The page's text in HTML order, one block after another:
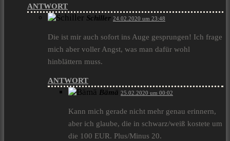
ANTWORT
Schiller 24.02.2020 um 23:48
Die ist mir auch sofort ins Auge gesprungen! Ich frage
mich aber voller Angst, was man dafür wohl
hinblättern muss.
ANTWORT
Bämä 25.02.2020 um 00:02
Kann mich gerade nicht mehr genau erinnern,
aber ich glaube, die in schwarz/weiß kostete um
die 100 EUR. Plus/Minus 20.